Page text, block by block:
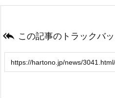
 この記事のトラックバ